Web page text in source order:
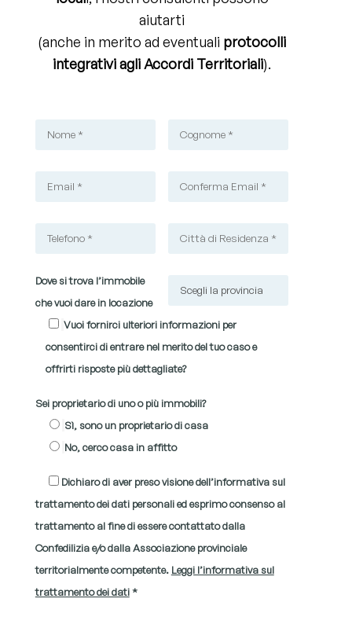
aiutarti
(anche in merito ad eventuali protocolli
integrativi agli Accordi Territoriali).
Dove si trova l’immobile
che vuoi dare in locazione
Vuoi fornirci ulteriori informazioni per
consentirci di entrare nel merito del tuo caso e
offrirti risposte più dettagliate?
Sei proprietario di uno o più immobili?
Sì, sono un proprietario di casa
No, cerco casa in affitto
Dichiaro di aver preso visione dell’informativa sul
trattamento dei dati personali ed esprimo consenso al
trattamento al fine di essere contattato dalla
Confedilizia e/o dalla Associazione provinciale
territorialmente competente. Leggi l’informativa sul
trattamento dei dati*